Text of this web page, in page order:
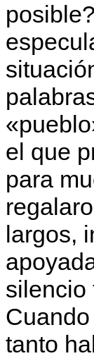
el que
para
largos,
silencio
tanto